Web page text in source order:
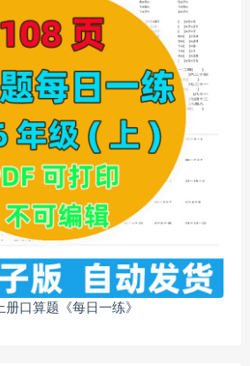
口算题《每日一练》